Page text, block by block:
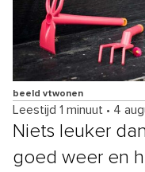
beeld vtwonen
Leestijd 1 minuut • 4
Niets leuker
goed weer en